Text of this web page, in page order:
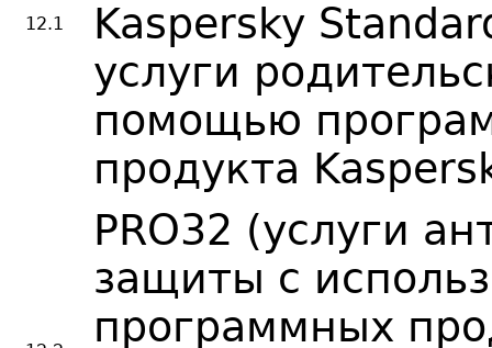
12.1
Kaspersky
услуги
помощью
продукта
PRO32 (услуги
защиты с
программных